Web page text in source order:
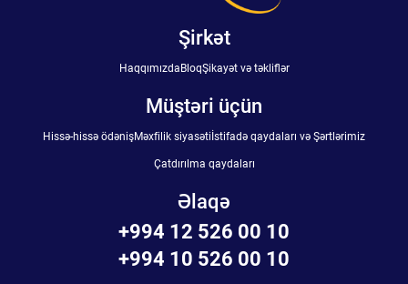
Şirkət
HaqqımızdaBloqŞikayət və təkliflər
Müştəri üçün
Hissə-hissə ödənişMəxfilik siyasətiİstifadə qaydaları və Şərtlərimiz
Çatdırılma qaydaları
Əlaqə
+994 12 526 00 10
+994 10 526 00 10